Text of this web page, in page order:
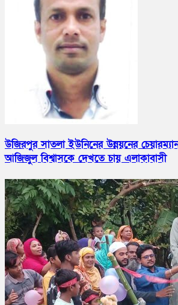
উজিরপুর সাতলা ইউনিনের উন্নয়নের চেয়ারম্যান
আজিজুল বিশ্বাসকে দেখতে চায় এলাকাবাসী